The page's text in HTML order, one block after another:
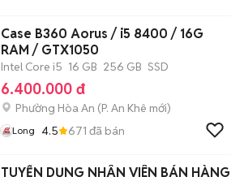
Case B360 Aorus / i5 8400 / 16G
RAM / GTX1050
Intel Core i5 16 GB 256 GB SSD
6.400.000 đ
Phường Hòa An (P. An Khê mới)
Long 4.5 671 đã bán
TUYỂN DỤNG NHÂN VIÊN BÁN HÀNG